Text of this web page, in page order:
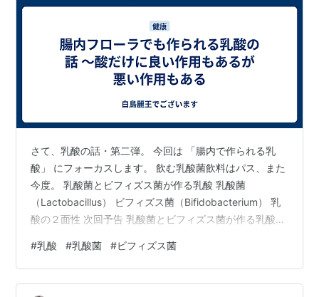
さて、乳酸の話・第二弾。 今回は 「腸内で作られる乳
酸」 にフォーカスします。 飲む乳酸菌飲料はパス、また
今度。 乳酸菌とビフィズス菌が作る乳酸 乳酸菌
（Lactobacillus） ビフィズス菌（Bifidobacterium） 乳
酸の２面性 次回予告 乳酸菌とビフィズス菌が作る乳酸
りません。 ビフィズス菌も乳酸を作ります。 「えっ、乳
酸菌とビフィズス菌って同じじゃないの？」 と思ってい
る人、多くない？ でも実は 代謝も住んでいる場所も、ま
#乳酸 #乳酸菌 #ビフィズス菌